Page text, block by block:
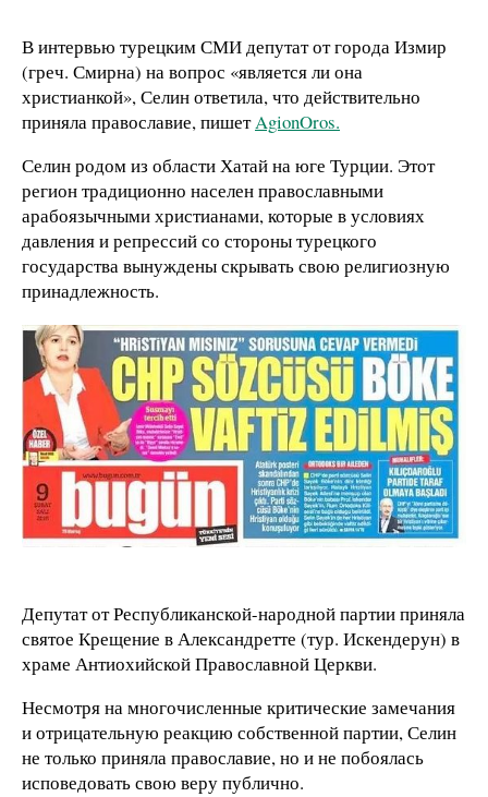
В интервью турецким СМИ депутат от города Измир
(греч. Смирна) на вопрос «является ли она
христианкой», Селин ответила, что действительно
приняла православие, пишетAgionOros.
Селин родом из области Хатай на юге Турции. Этот
регион традиционно населен православными
арабоязычными христианами, которые в условиях
давления и репрессий со стороны турецкого
государства вынуждены скрывать свою религиозную
принадлежность.
Депутат от Республиканской-народной партии приняла
святое Крещение в Александретте (тур. Искендерун) в
храме Антиохийской Православной Церкви.
Несмотря на многочисленные критические замечания
и отрицательную реакцию собственной партии, Селин
не только приняла православие, но и не побоялась
исповедовать свою веру публично.